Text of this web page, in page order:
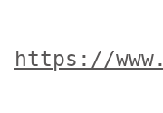
https://